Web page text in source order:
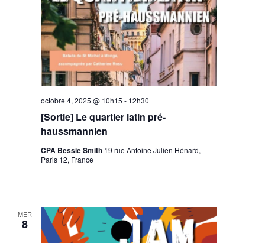
[Sortie] Le quartier latin pré-
haussmannien
octobre 4, 2025 @ 10h15 - 12h30
CPA Bessie Smith 19 rue Antoine Julien Hénard,
Paris 12, France
MER
8